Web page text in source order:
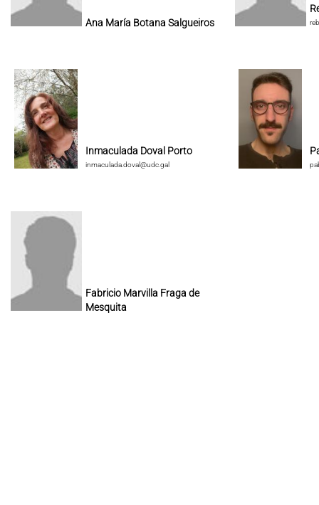
Ana María Botana Salgueiros
Inmaculada Doval Porto
inmaculada.doval@udc.gal
Fabricio Marvilla Fraga de
Mesquita